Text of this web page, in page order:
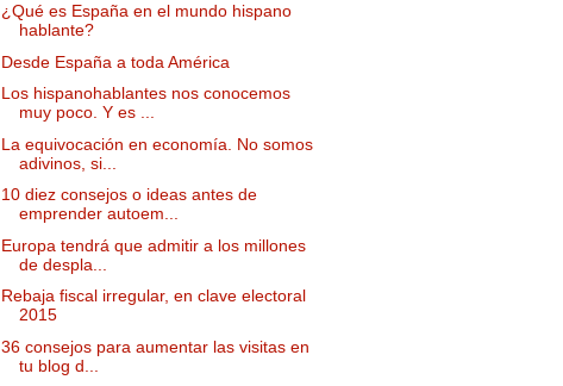
¿Qué es España en el mundo hispano
hablante?
Desde España a toda América
Los hispanohablantes nos conocemos
muy poco. Y es ...
La equivocación en economía. No somos
adivinos, si...
10 diez consejos o ideas antes de
emprender autoem...
Europa tendrá que admitir a los millones
de despla...
Rebaja fiscal irregular, en clave electoral
2015
36 consejos para aumentar las visitas en
tu blog d...